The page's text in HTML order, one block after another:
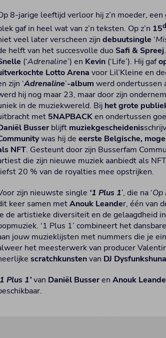
8-jarige leeftijd verloor hij z’n moeder,
gaf in heel wat van z’n teksten. Op z’n 15
veel later verscheen zijndebuutsingle ‘
helft van het succesvolle duo Safi & Spreej
(‘Adrenaline’) en Kevin (‘Life’). Hij gaf
Lotto Arena voor Lil’Kleine en
zijn ‘Adrenaline’-album werd ondertussen
hij nog maar 23, maar door zijn
in de muziekwereld. Bij het grote
met 5NAPBACKen ondertussen
Busser blijft muziekgescheidenis
was hij deeerste Belgische,
NFT. Gesteunt door zijn Busserfam
die zijn nieuwe muziek aanbiedt als
20 % van de royalties mee opstrijken.
zijn nieuwste single ‘1 Plus 1’, die na ‘Op
keer samen metAnouk Leander, één van
de artistieke diversiteit en de gelaagdheid
‘1 Plus 1’ combineert het
jouw muzieklijsten met nummers die je
het meesterwerk van producer
scratchkunstenvan DJ
1 Plus 1’van Daniël Busseren Anouk